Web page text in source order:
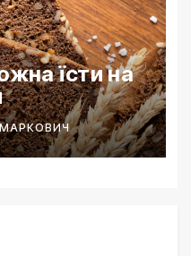
їсти на